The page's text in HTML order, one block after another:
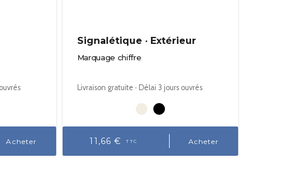
Acheter
Signalétique · Extérieur
Marquage chiffre
Livraison gratuite · Délai 3 jours ouvrés
11,66 € TTC Acheter